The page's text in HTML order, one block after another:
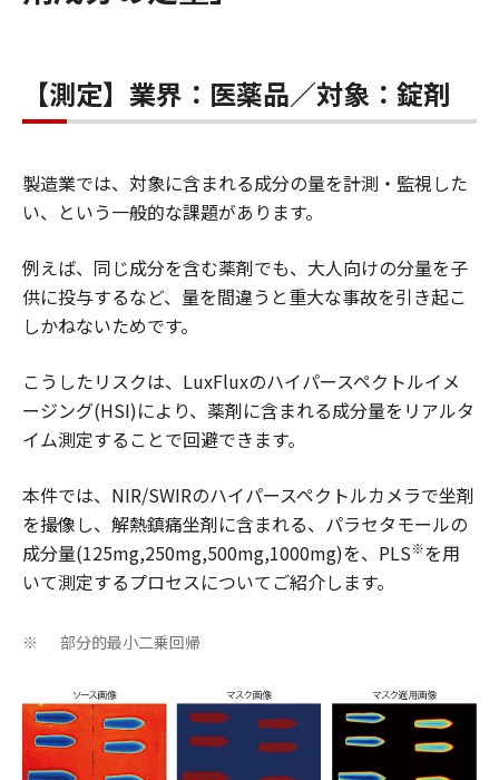
【測定】業界：医薬品／対象：錠剤
製造業では、対象に含まれる成分の量を計測・監視した
い、という一般的な課題があります。
例えば、同じ成分を含む薬剤でも、大人向けの分量を子
供に投与するなど、量を間違うと重大な事故を引き起こ
しかねないためです。
こうしたリスクは、LuxFluxのハイパースペクトルイメ
ージング(HSI)により、薬剤に含まれる成分量をリアルタ
イム測定することで回避できます。
本件では、NIR/SWIRのハイパースペクトルカメラで坐剤
を撮像し、解熱鎮痛坐剤に含まれる、パラセタモールの
成分量(125mg,250mg,500mg,1000mg)を、PLS※を用
いて測定するプロセスについてご紹介します。
※ 部分的最小二乗回帰